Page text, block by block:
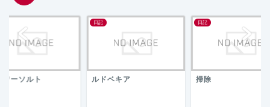
ワーソルト
日記
ルドベキア
日記
掃除